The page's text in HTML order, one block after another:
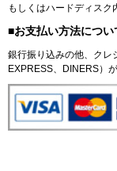
もしくはハードディスク
■お支払い方法につい
銀行振り込みの他、クレ
EXPRESS、DINERS）